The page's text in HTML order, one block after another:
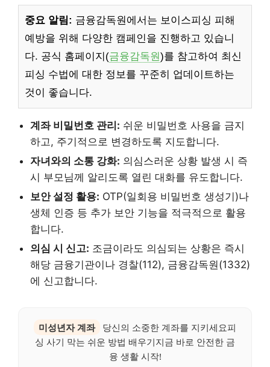
중요 알림: 금융감독원에서는 보이스피싱 피해
예방을 위해 다양한 캠페인을 진행하고 있습니
다. 공식 홈페이지(금융감독원)를 참고하여 최신
피싱 수법에 대한 정보를 꾸준히 업데이트하는
것이 좋습니다.
계좌 비밀번호 관리: 쉬운 비밀번호 사용을 금지
하고, 주기적으로 변경하도록 지도합니다.
자녀와의 소통 강화: 의심스러운 상황 발생 시 즉
시 부모님께 알리도록 열린 대화를 유도합니다.
보안 설정 활용: OTP(일회용 비밀번호 생성기)나
생체 인증 등 추가 보안 기능을 적극적으로 활용
합니다.
의심 시 신고: 조금이라도 의심되는 상황은 즉시
해당 금융기관이나 경찰(112), 금융감독원(1332)
에 신고합니다.
미성년자 계좌
당신의 소중한 계좌를 지키세요피
싱 사기 막는 쉬운 방법 배우기지금 바로 안전한 금
융 생활 시작!